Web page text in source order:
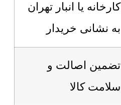
کارخانه یا انبار تهران
به نشانی خریدار
تضمین اصالت و
سلامت کالا